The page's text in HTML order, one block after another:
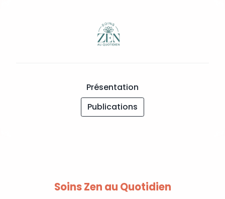
Présentation
Publications
Soins Zen au Quotidien